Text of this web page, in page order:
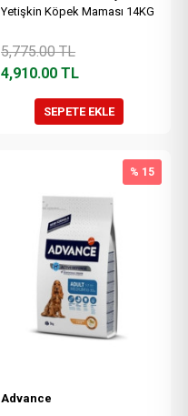
Yetişkin Köpek Maması 14KG
5,775.00TL
4,910.00 TL
SEPETE EKLE
Advance
% 15